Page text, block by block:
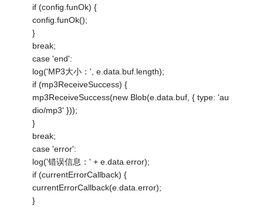
if (config.funOk) {
config.funOk();
}
break;
case 'end':
log('MP3大小：', e.data.buf.length);
if (mp3ReceiveSuccess) {
mp3ReceiveSuccess(new Blob(e.data.buf, { type: 'au
dio/mp3' }));
}
break;
case 'error':
log('错误信息：' + e.data.error);
if (currentErrorCallback) {
currentErrorCallback(e.data.error);
}